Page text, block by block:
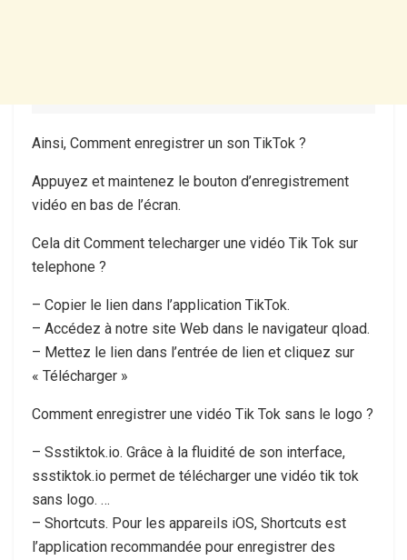
Ainsi, Comment enregistrer un son TikTok ?
Appuyez et maintenez le bouton d’enregistrement
vidéo en bas de l’écran.
Cela dit Comment telecharger une vidéo Tik Tok sur
telephone ?
– Copier le lien dans l’application TikTok.
– Accédez à notre site Web dans le navigateur qload.
– Mettez le lien dans l’entrée de lien et cliquez sur
« Télécharger »
Comment enregistrer une vidéo Tik Tok sans le logo ?
– Ssstiktok.io. Grâce à la fluidité de son interface,
ssstiktok.io permet de télécharger une vidéo tik tok
sans logo. …
– Shortcuts. Pour les appareils iOS, Shortcuts est
l’application recommandée pour enregistrer des